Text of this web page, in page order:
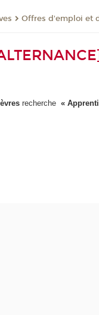
Offres d'emploi et
recherche « Apprenti